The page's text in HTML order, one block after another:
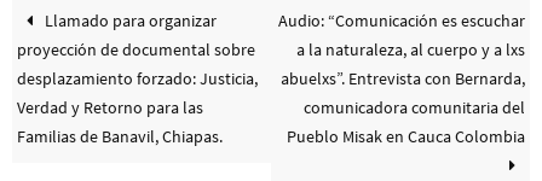
Llamado para organizar
proyección de documental sobre
desplazamiento forzado: Justicia,
Verdad y Retorno para las
Familias de Banavil, Chiapas.
Audio: “Comunicación es escuchar
a la naturaleza, al cuerpo y a lxs
abuelxs”. Entrevista con Bernarda,
comunicadora comunitaria del
Pueblo Misak en Cauca Colombia